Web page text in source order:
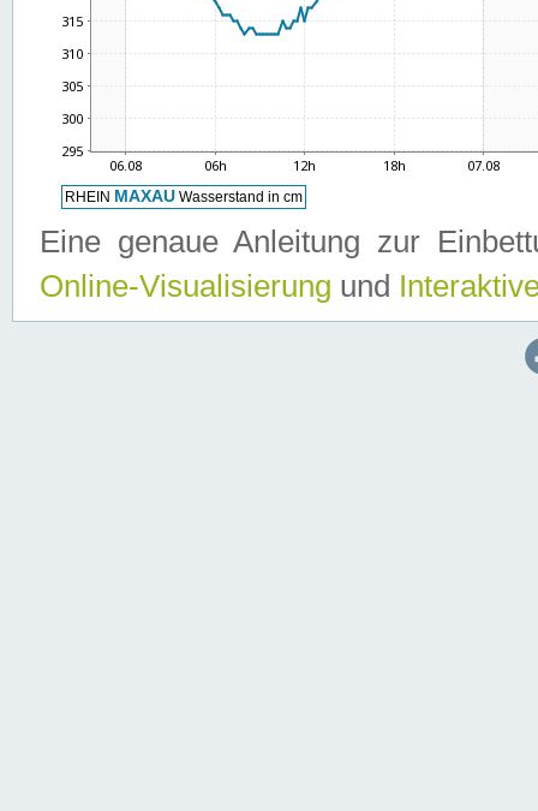
Eine genaue Anleitung zur
Online-Visualisierung und